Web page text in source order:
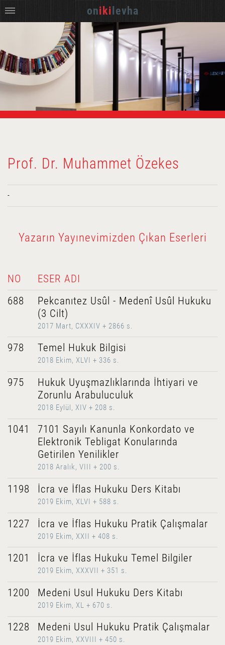
Prof. Dr. Muhammet Özekes
-
Yazarın Yayınevimizden Çıkan Eserleri
NO
ESER ADI
688
Pekcanıtez Usûl - Medenî Usûl Hukuku
(3 Cilt)
2017 Mart, CXXXIV + 2866 s.
978 Temel Hukuk Bilgisi
2018 Ekim, XLVI + 336 s.
975
Hukuk Uyuşmazlıklarında İhtiyari ve
Zorunlu Arabuluculuk
2018 Eylül, XIV + 208 s.
1041
7101 Sayılı Kanunla Konkordato ve
Elektronik Tebligat Konularında
Getirilen Yenilikler
2018 Aralık, VIII + 200 s.
1198 İcra ve İflas Hukuku Ders Kitabı
2019 Ekim, XLVI + 588 s.
1227 İcra ve İflas Hukuku Pratik Çalışmalar
2019 Ekim, XXII + 408 s.
1201 İcra ve İflas Hukuku Temel Bilgiler
2019 Ekim, XXXVII + 351 s.
1200 Medeni Usul Hukuku Ders Kitabı
2019 Ekim, XL + 670 s.
1228 Medeni Usul Hukuku Pratik Çalışmalar
2019 Ekim, XXVIII + 450 s.
oniki levha